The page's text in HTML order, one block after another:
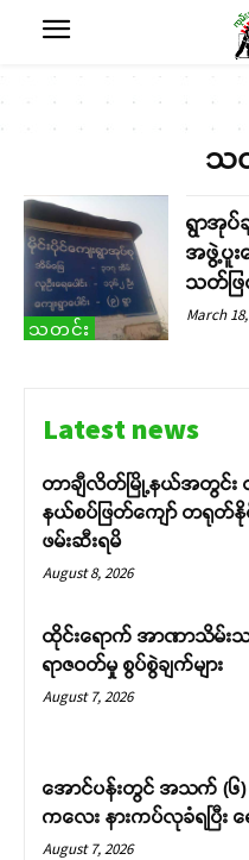
သ
သတင်း
ရွာအုပ်
အဖွဲ့ပူး
သတ်ဖ
March
Latest news
တာချီလိတ်မြို့နယ်အတွင်း
နယ်စပ်ဖြတ်ကျော် တရုတ်နိုင်
ဖမ်းဆီးရမိ
August 8, 2026
ထိုင်းရောက် အာဏာသိမ်းသ
ရာဇဝတ်မှု စွပ်စွဲချက်များ
August 7, 2026
အောင်ပန်းတွင် အသက် (၆
ကလေး နားကပ်လုခံရပြီး
August 7, 2026